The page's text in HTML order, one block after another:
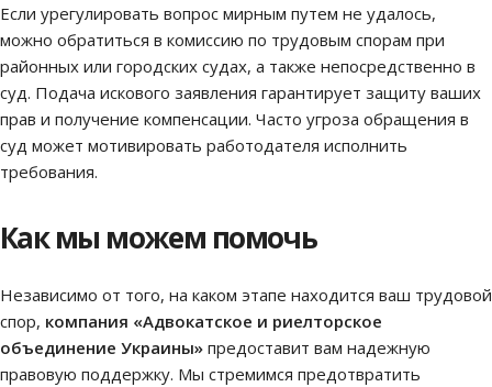
Если урегулировать вопрос мирным путем не удалось,
можно обратиться в комиссию по трудовым спорам при
районных или городских судах, а также непосредственно в
суд. Подача искового заявления гарантирует защиту ваших
прав и получение компенсации. Часто угроза обращения в
суд может мотивировать работодателя исполнить
требования.
Как мы можем помочь
Независимо от того, на каком этапе находится ваш трудовой
спор, компания «Адвокатское и риелторское
объединение Украины» предоставит вам надежную
правовую поддержку. Мы стремимся предотвратить